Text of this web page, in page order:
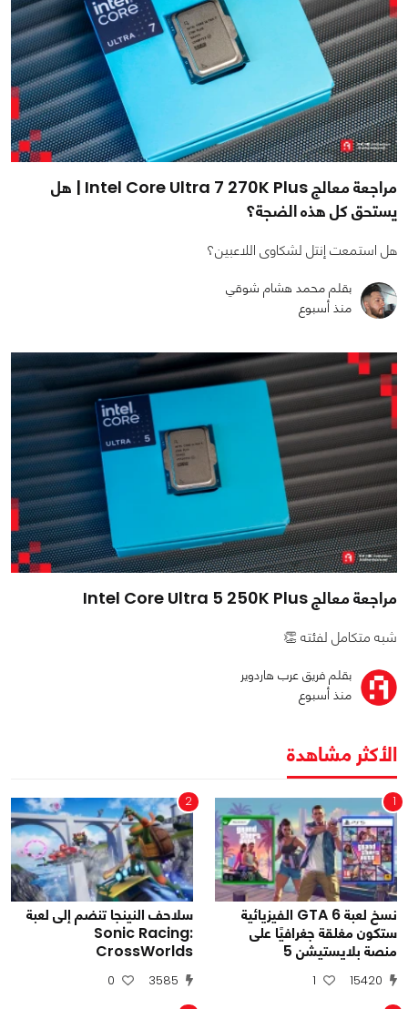
مراجعة معالج Intel Core Ultra 7 270K Plus | هل
يستحق كل هذه الضجة؟
هل استمعت إنتل لشكاوى اللاعبين؟
بقلم محمد هشام شوقي
منذ أسبوع
مراجعة معالج Intel Core Ultra 5 250K Plus
شبه متكامل لفئته 👏
بقلم فريق عرب هاردوير
منذ أسبوع
الأكثر مشاهدة
1
نسخ لعبة GTA 6 الفيزيائية
ستكون مغلقة جغرافيًا على
منصة بلايستيشن 5
15420
1
2
سلاحف النينجا تنضم إلى لعبة
Sonic Racing:
CrossWorlds
3585
0